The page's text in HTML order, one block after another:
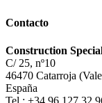
Contacto
Construction
C/ 25, nº10
46470 Catarroja
España
Tel.: +34 96 127 32